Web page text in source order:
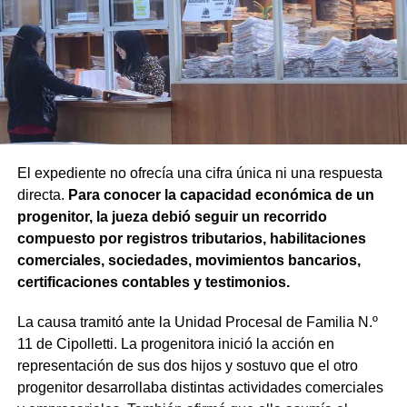
En la sentencia,la magistrada explicó que el
desistimiento es una forma de poner fin
anticipadamente a un proceso judicial cuando una de
las partes decide no continuar con la acción.
Agregó que el Código Procesal Civil y Comercial autoriza
esa posibilidad siempre que, si la demanda ya fue
trasladada, la otra parte haya sido notificada.
Como en este caso ese traslado aún no se había
concretado, la jueza entendió que estaban cumplidos
todos los requisitos legales para admitir el desistimiento y
declarar extinguido el proceso.
«En virtud de ello entiendo que se encuentran
configurados los recaudos previstos en el artículo 278,
para que opere el desistimiento del proceso por voluntad
de la parte», explicó. Además, se estableció que las
actuaciones permanezcan archivadas en formato digital,
El expediente no ofrecía una cifra única ni una respuesta
directa. Para conocer la capacidad económica de un
progenitor, la jueza debió seguir un recorrido
compuesto por registros tributarios, habilitaciones
comerciales, sociedades, movimientos bancarios,
certificaciones contables y testimonios.
La causa tramitó ante la Unidad Procesal de Familia N.º
11 de Cipolletti. La progenitora inició la acción en
representación de sus dos hijos y sostuvo que el otro
progenitor desarrollaba distintas actividades comerciales